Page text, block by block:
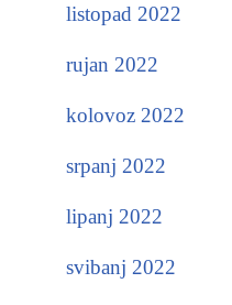
listopad 2022
rujan 2022
kolovoz 2022
srpanj 2022
lipanj 2022
svibanj 2022